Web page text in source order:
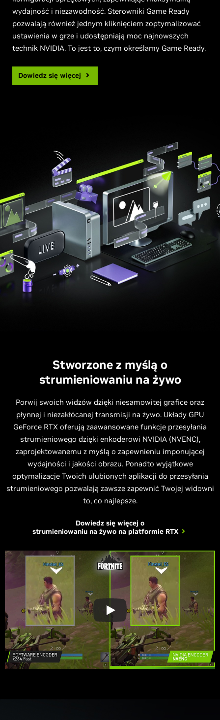
wydajność i niezawodność. Sterowniki Game Ready
pozwalają również jednym kliknięciem zoptymalizować
ustawienia w grze i udostępniają moc najnowszych
technik NVIDIA. To jest to, czym określamy Game Ready.
Dowiedz się więcej
Stworzone z myślą o
strumieniowaniu na żywo
Porwij swoich widzów dzięki niesamowitej grafice oraz
płynnej i niezakłócanej transmisji na żywo. Układy GPU
GeForce RTX oferują zaawansowane funkcje przesyłania
strumieniowego dzięki enkoderowi NVIDIA (NVENC),
zaprojektowanemu z myślą o zapewnieniu imponującej
wydajności i jakości obrazu. Ponadto wyjątkowe
optymalizacje Twoich ulubionych aplikacji do przesyłania
strumieniowego pozwalają zawsze zapewnić Twojej widowni
to, co najlepsze.
Dowiedz się więcej o
strumieniowaniu na żywo na platformie RTX